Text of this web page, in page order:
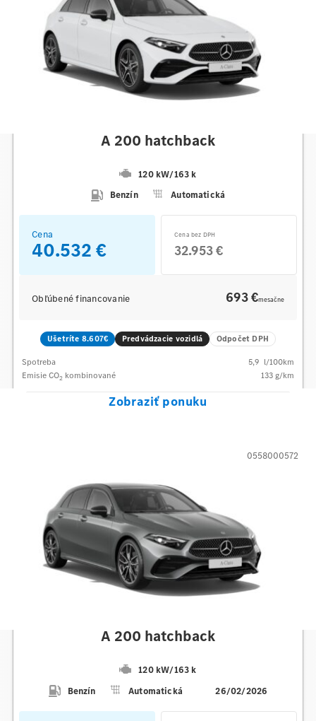
A 200 hatchback
120 kW/163 k
Benzín
Automatická
Cena
40.532 €
Cena bez DPH
32.953 €
Obľúbené financovanie 693 €mesačne
Ušetríte 8.607€ Predvádzacie vozidlá Odpočet DPH
Spotreba 5,9 l/100km
Emisie CO2 kombinované 133 g/km
Zobraziť ponuku
A 200 hatchback
120 kW/163 k
Benzín
Automatická 26/02/2026
0558000572